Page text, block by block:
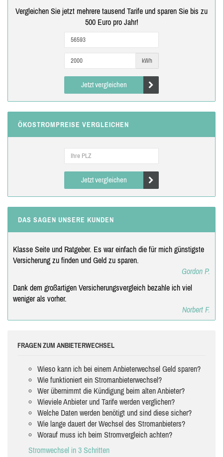
Vergleichen Sie jetzt mehrere tausend Tarife und sparen Sie bis zu
500 Euro pro Jahr!
kWh
Jetzt vergleichen
ÖKOSTROMPREISE VERGLEICHEN
Jetzt vergleichen
DAS SAGEN UNSERE KUNDEN
Klasse Seite und Ratgeber. Es war einfach die für mich günstigste
Versicherung zu finden und Geld zu sparen.
Gordon P.
Dank dem großartigen Versicherungsvergleich bezahle ich viel
weniger als vorher.
Norbert F.
FRAGEN ZUM ANBIETERWECHSEL
Wieso kann ich bei einem Anbieterwechsel Geld sparen?
Wie funktioniert ein Stromanbieterwechsel?
Wer übernimmt die Kündigung beim alten Anbieter?
Wieviele Anbieter und Tarife werden verglichen?
Welche Daten werden benötigt und sind diese sicher?
Wie lange dauert der Wechsel des Stromanbieters?
Worauf muss ich beim Stromvergleich achten?
Stromwechsel in 3 Schritten